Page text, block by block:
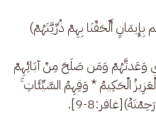
بِإِيمَانٍ أَلْحَقْنَا بِهِمْ ذُرِّيَّتَهُمْ)
وَعَدتَّهُمْ وَمَن صَلَحَ مِنْ آبَائِهِمْ
الْحَكِيمُ * وَقِهِمُ السَّيِّئَاتِ
9].